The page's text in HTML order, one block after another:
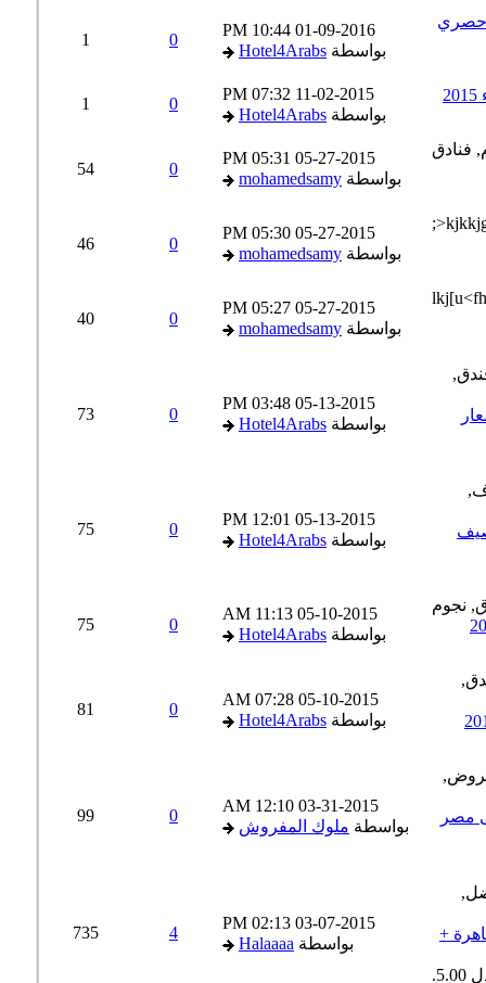
نعمة 75$ عرض حصري 01-09-2016
10:44 PM
بواسطةHotel4Arabs
11-02-2015
07:32 PM
بواسطةHotel4Arabs
05-27-2015
05:31 PM
بواسطةmohamedsamy
54
05-27-2015
05:30 PM
بواسطةmohamedsamy
46
05-27-2015
05:27 PM
بواسطةmohamedsamy
40
اسعار
05-13-2015
03:48 PM
بواسطةHotel4Arabs
73
صيف
05-13-2015
12:01 PM
بواسطةHotel4Arabs
75
05-10-2015
11:13 AM
بواسطةHotel4Arabs
75
05-10-2015
07:28 AM
بواسطةHotel4Arabs
81
مصر
03-31-2015
12:10 AM
بواسطةملوك المفروش
99
+
03-07-2015
02:13 PM
بواسطةHalaaaa
735